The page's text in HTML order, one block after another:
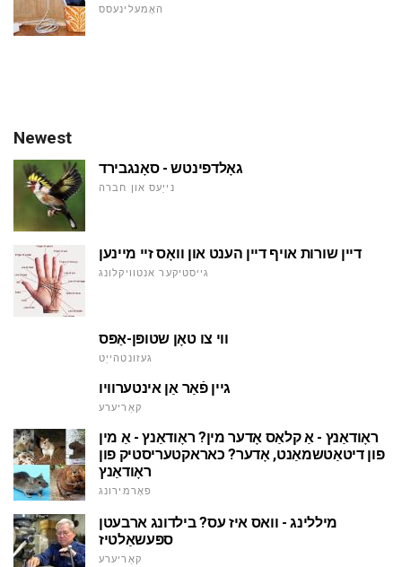
האָמעלינעסס
Newest
גאָלדפינטש - סאָנגבירד
נייַעס און חברה
דיין שורות אויף דיין הענט און וואָס זיי מיינען
גייסטיקער אנטוויקלונג
ווי צו טאָן שטופּן-אַפּס
געזונטהייַט
גיין פֿאַר אַן אינטערוויו
קאַריערע
ראָודאַנץ - אַ קלאַס אָדער מין? ראָודאַנץ - אַ מין
פון דיטאַטשמאַנט, אָדער? כאראקטעריסטיק פון
ראָודאַנץ
פאָרמירונג
מיללינג - וואס איז עס? בילדונג ארבעטן
ספּעשאַלטיז
קאַריערע